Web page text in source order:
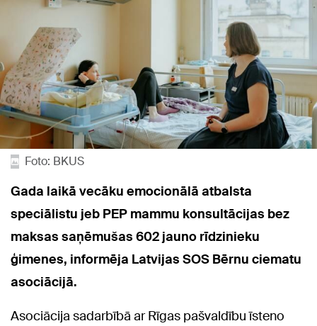
Foto: BKUS
Gada laikā vecāku emocionālā atbalsta
speciālistu jeb PEP mammu konsultācijas bez
maksas saņēmušas 602 jauno rīdzinieku
ģimenes, informēja Latvijas SOS Bērnu ciematu
asociācijā.
Asociācija sadarbībā ar Rīgas pašvaldību īsteno